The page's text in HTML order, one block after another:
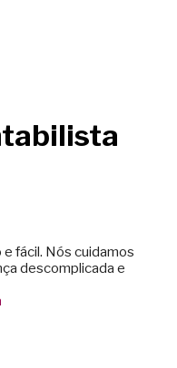
fácil. Nós cuidamos
descomplicada e